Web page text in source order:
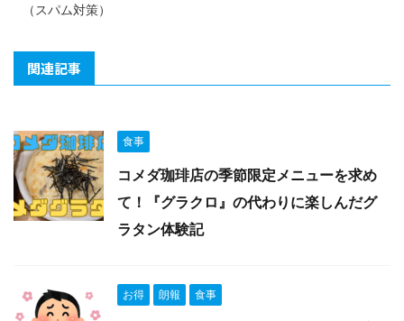
（スパム対策）
関連記事
食事
コメダ珈琲店の季節限定メニューを求め
て！『グラクロ』の代わりに楽しんだグ
ラタン体験記
お得 朗報 食事